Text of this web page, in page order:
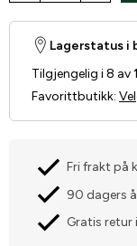
Lagerstatus i
Tilgjengelig i 8 av
Favorittbutikk:
Fri frakt på
90 dagers
Gratis retur